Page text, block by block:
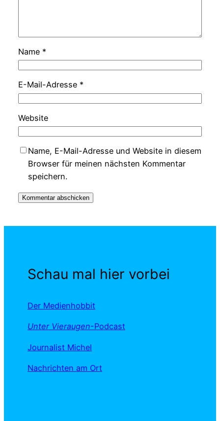
Name *
E-Mail-Adresse *
Website
Name, E-Mail-Adresse und Website in diesem
Browser für meinen nächsten Kommentar
speichern.
Schau mal hier vorbei
Der Medienhobbit
Unter Vieraugen-Podcast
Journalist Michel
Nachrichten am Ort